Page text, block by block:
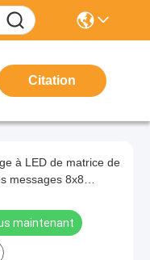
Citation
à LED de matrice de
messages 8x8
maintenant